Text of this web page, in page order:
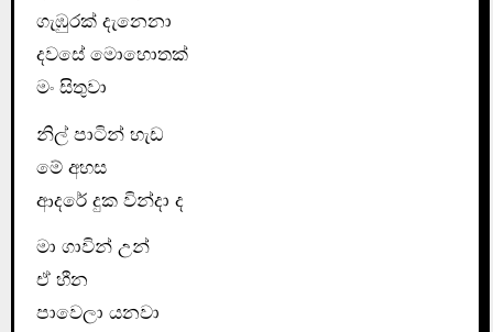
ගැඹුරක් දැනෙනා
දවසේ මොහොතක්
මං සිතුවා
නිල් පාටින් හැඩ
මේ අහස
ආදරේ දුක වින්දා ද
මා ගාවින් උන්
ඒ හීන
පාවෙලා යනවා